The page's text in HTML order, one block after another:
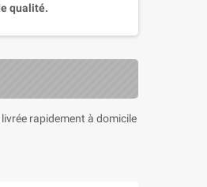
qualité.
rapidement à domicile